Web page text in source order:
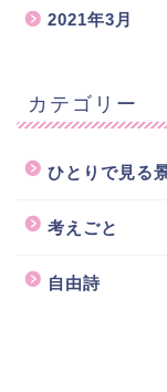
2021年3月
カテゴリー
ひとりで見る
考えごと
自由詩